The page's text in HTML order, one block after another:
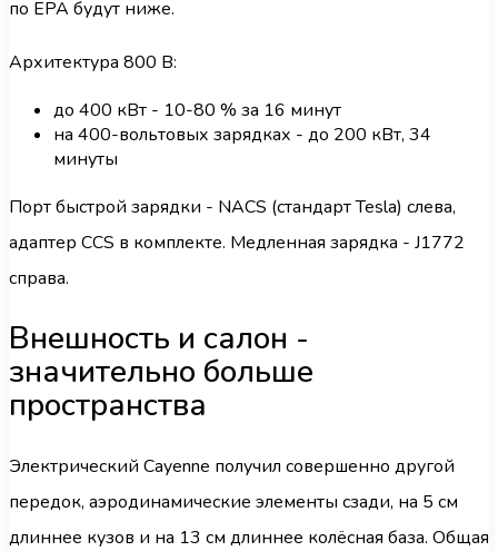
по EPA будут ниже.
Архитектура 800 В:
до 400 кВт - 10-80 % за 16 минут
на 400-вольтовых зарядках - до 200 кВт, 34
минуты
Порт быстрой зарядки - NACS (стандарт Tesla) слева,
адаптер CCS в комплекте. Медленная зарядка - J1772
справа.
Внешность и салон -
значительно больше
пространства
Электрический Cayenne получил совершенно другой
передок, аэродинамические элементы сзади, на 5 см
длиннее кузов и на 13 см длиннее колёсная база. Общая